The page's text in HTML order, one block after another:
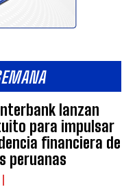
lanzan
para impulsar
financiera de
peruanas